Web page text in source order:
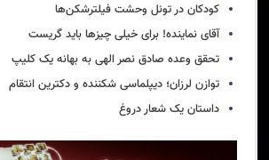
کودکان در تونل وحشت فیلترشکن‌ها
آقای نماینده! برای خیلی چیزها باید گریست
تحقق وعده صادق نصر الهی به بهانه یک کلیپ
توازن لرزان؛ دیپلماسی شکننده و دکترین انتقام
داستان یک شعار دروغ